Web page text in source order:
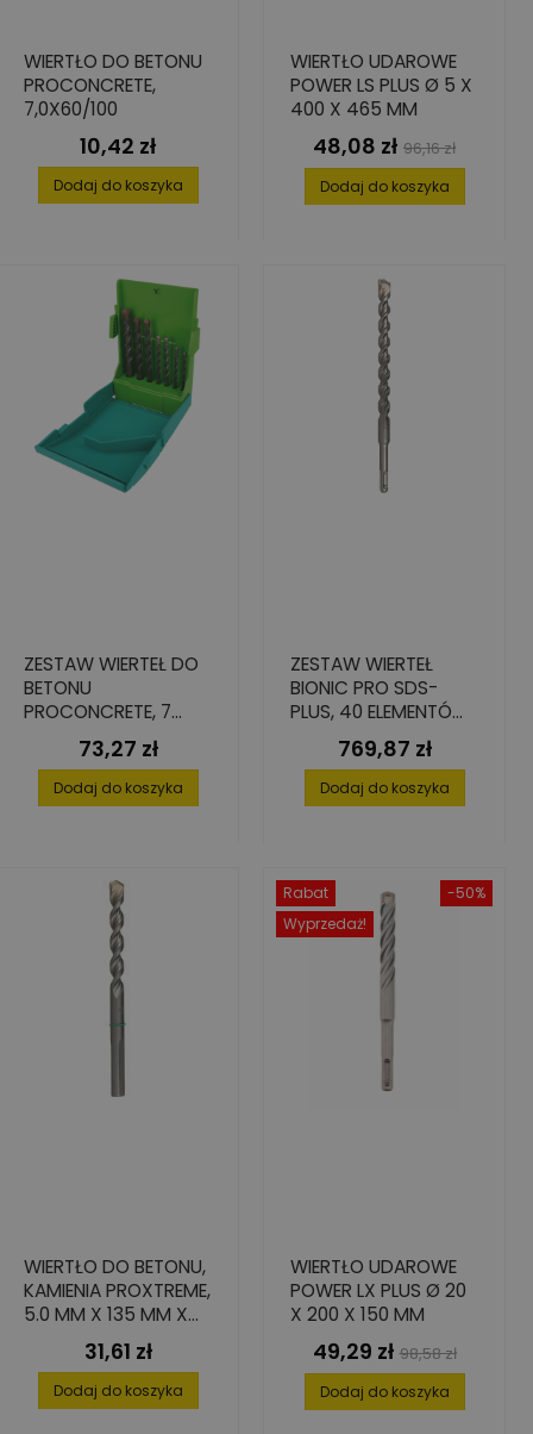
WIERTŁO DO BETONU
PROCONCRETE,
7,0X60/100
Cena
10,42 zł
Dodaj do koszyka
WIERTŁO UDAROWE
POWER LS PLUS Ø 5 X
400 X 465 MM
Cena
48,08 zł Cena
podstawowa
96,16 zł
Dodaj do koszyka
ZESTAW WIERTEŁ DO
BETONU
PROCONCRETE, 7
ELEMENTÓW,
ŚREDNICE: 4-12 MM
Cena
73,27 zł
Dodaj do koszyka
ZESTAW WIERTEŁ
BIONIC PRO SDS-
PLUS, 40 ELEMENTÓW,
ŚREDNICE 6-12 MM
Cena
769,87 zł
Dodaj do koszyka
WIERTŁO DO BETONU,
KAMIENIA PROXTREME,
5.0 MM X 135 MM X
200 MMCena
31,61 zł
Dodaj do koszyka
-50%
Rabat
Wyprzedaż!
WIERTŁO UDAROWE
POWER LX PLUS Ø 20
X 200 X 150 MM
Cena
49,29 zł Cena
podstawowa
98,58 zł
Dodaj do koszyka